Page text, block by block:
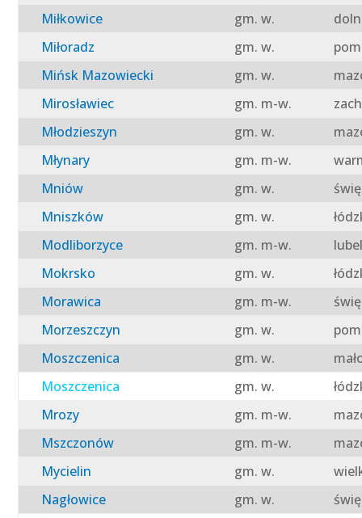
Miłkowice
gm. w.
Miłoradz
gm. w.
Mińsk Mazowiecki
gm. w.
Mirosławiec
gm. m-w.
Młodzieszyn
gm. w.
Młynary
gm. m-w.
Mniów
gm. w.
Mniszków
gm. w.
Modliborzyce
gm. m-w.
Mokrsko
gm. w.
Morawica
gm. m-w.
Morzeszczyn
gm. w.
Moszczenica
gm. w.
Moszczenica
gm. w.
Mrozy
gm. m-w.
Mszczonów
gm. m-w.
Mycielin
gm. w.
Nagłowice
gm. w.